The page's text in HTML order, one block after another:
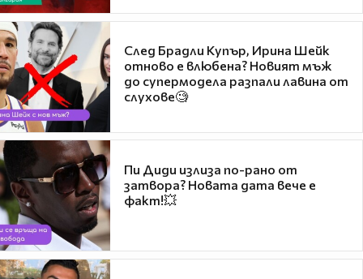
След Брадли Купър, Ирина Шейк
отново е влюбена? Новият мъж
до супермодела разпали лавина от
слухове🧐
Пи Диди излиза по-рано от
затвора? Новата дата вече е
факт!💥